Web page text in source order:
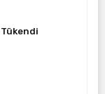
Tükendi